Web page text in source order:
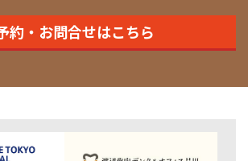
約・お問合せはこちら